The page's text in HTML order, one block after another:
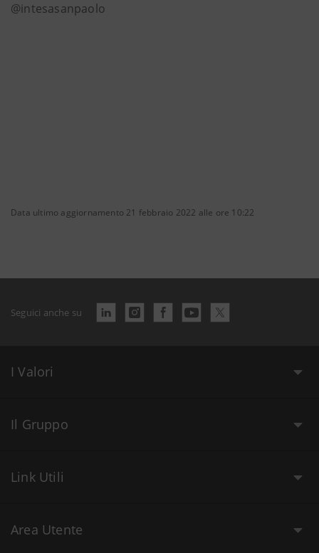
@intesasanpaolo
Data ultimo aggiornamento 21 febbraio 2022 alle ore 10:22
Seguici anche su
I Valori
Il Gruppo
Link Utili
Area Utente